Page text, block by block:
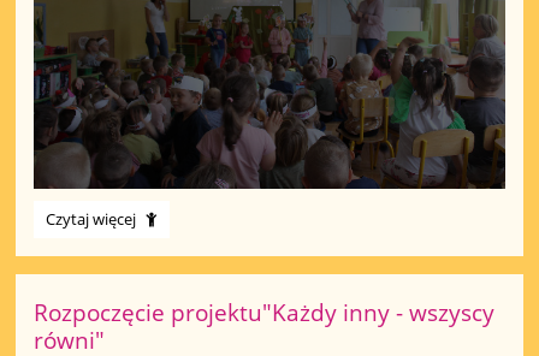
Spotkanie
Jesienią:
Czytaj więcej
Rozpoczęcie projektu"Każdy inny - wszyscy
równi"